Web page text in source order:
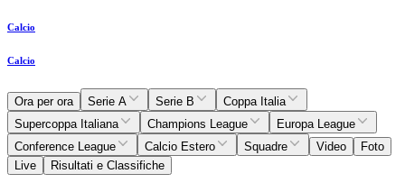
Calcio
Calcio
Ora per ora Serie A Serie B
Coppa Italia
Supercoppa Italiana
Champions League
Europa League
Conference League
Calcio Estero Squadre Video
Foto
Live
Risultati e Classifiche